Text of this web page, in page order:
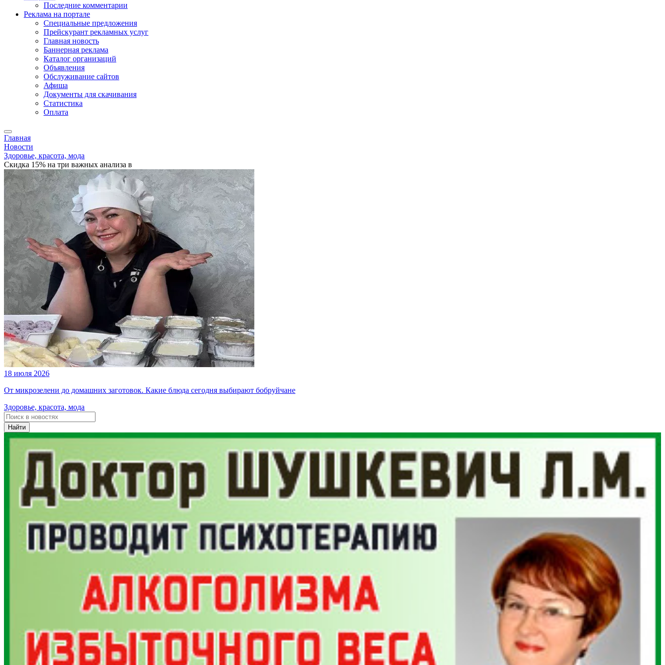
Последние комментарии
Реклама на портале
Специальные предложения
Прейскурант рекламных услуг
Главная новость
Баннерная реклама
Каталог организаций
Объявления
Обслуживание сайтов
Афиша
Документы для скачивания
Статистика
Оплата
Главная
Новости
Здоровье, красота, мода
Скидка 15% на три важных анализа в
18 июля 2026
От микрозелени до домашних заготовок. Какие блюда сегодня выбирают бобруйчане
Здоровье, красота, мода
Найти